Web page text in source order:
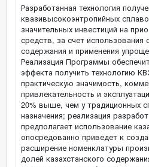
Разработанная технология
квазивысокоэнтропийных
значительных инвестиций на
средств, за счет использования
содержания и применения
Реализация Программы
эффекта получить технологию
практическую значимость,
привлекательность и
20% выше, чем у традиционных
назначения; реализация
предполагает использование
опосредованно приведет к
расширение номенклатуры
долей казахстанского